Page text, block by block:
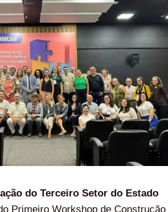
do Terceiro Setor do Estado
Primeiro Workshop de Construção